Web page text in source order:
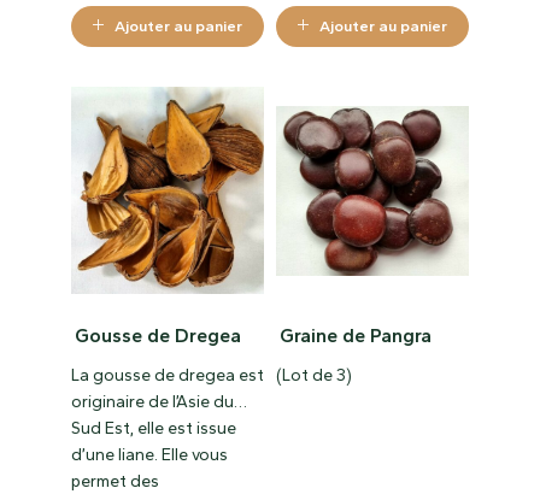
Ajouter au panier Ajouter au panier
Gousse de Dregea
La gousse de dregea est
originaire de l’Asie du
Sud Est, elle est issue
d’une liane. Elle vous
permet des
Graine de Pangra
(Lot de 3)